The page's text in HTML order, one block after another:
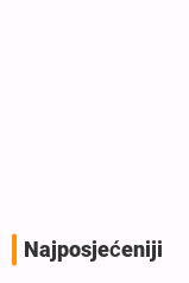
Najposjećeniji